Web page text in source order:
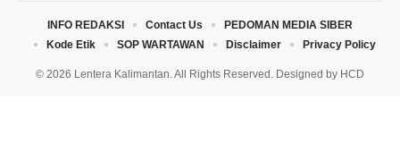
© 2026 Lentera Kalimantan. All Rights Reserved. Designed by HCD
INFO REDAKSI Contact Us
PEDOMAN MEDIA SIBER
Kode Etik
SOP WARTAWAN Disclaimer Privacy Policy